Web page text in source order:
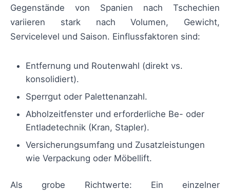
Gegenstände von Spanien nach Tschechien
variieren stark nach Volumen, Gewicht,
Servicelevel und Saison. Einflussfaktoren sind:
Entfernung und Routenwahl (direkt vs.
konsolidiert).
Sperrgut oder Palettenanzahl.
Abholzeitfenster und erforderliche Be- oder
Entladetechnik (Kran, Stapler).
Versicherungsumfang und Zusatzleistungen
wie Verpackung oder Möbellift.
Als grobe Richtwerte: Ein einzelner